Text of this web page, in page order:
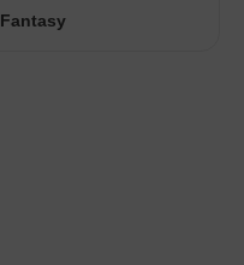
Fantasy